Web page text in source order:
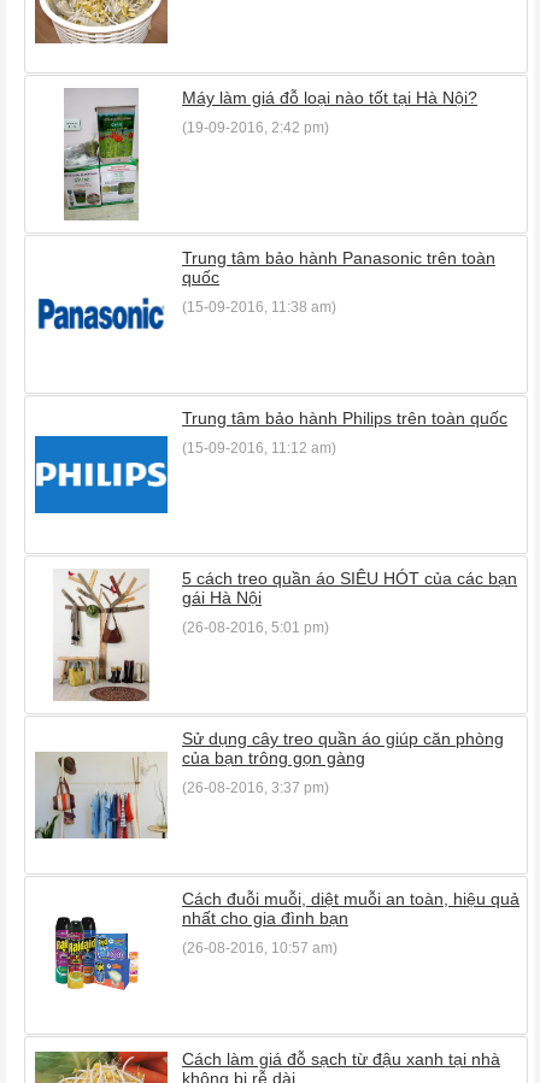
Máy làm giá đỗ loại nào tốt tại Hà Nội?
(19-09-2016, 2:42 pm)
Trung tâm bảo hành Panasonic trên toàn
quốc
(15-09-2016, 11:38 am)
Trung tâm bảo hành Philips trên toàn quốc
(15-09-2016, 11:12 am)
5 cách treo quần áo SIÊU HÓT của các bạn
gái Hà Nội
(26-08-2016, 5:01 pm)
Sử dụng cây treo quần áo giúp căn phòng
của bạn trông gọn gàng
(26-08-2016, 3:37 pm)
Cách đuỗi muỗi, diệt muỗi an toàn, hiệu quả
nhất cho gia đình bạn
(26-08-2016, 10:57 am)
Cách làm giá đỗ sạch từ đậu xanh tại nhà
không bị rễ dài